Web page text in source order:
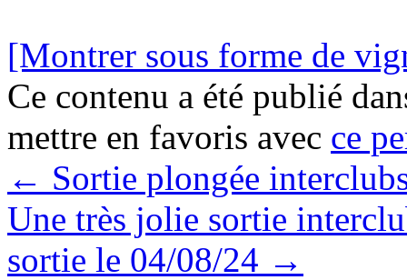
[Montrer sous forme de
Ce contenu a été publié
mettre en favoris avec ce
← Sortie plongée
Une très jolie sortie
sortie le 04/08/24 →